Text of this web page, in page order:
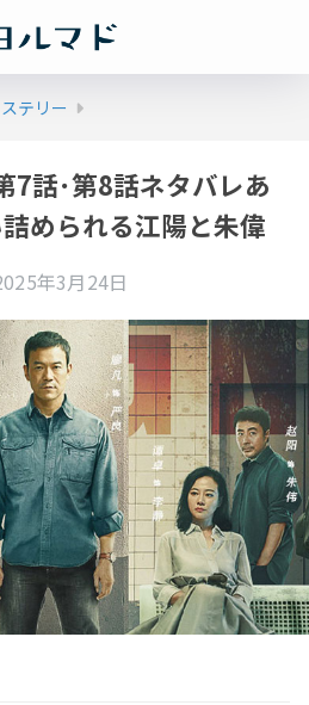
テリー
7話･第8話ネタバレあ
められる江陽と朱偉
年3月24日